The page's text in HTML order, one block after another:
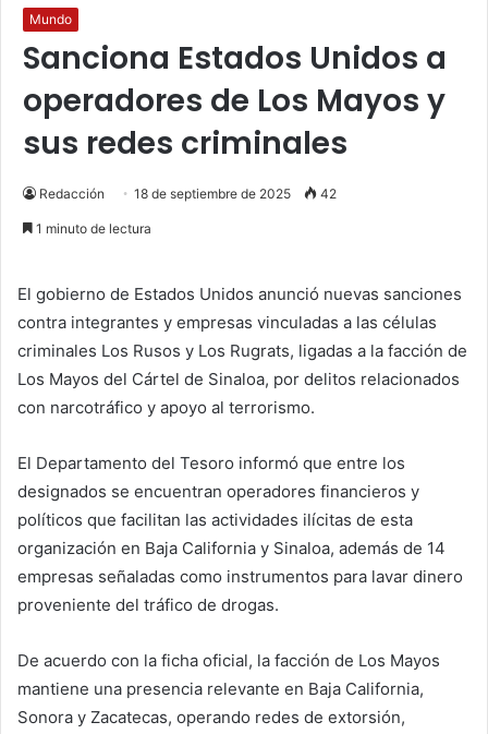
Mundo
Sanciona Estados Unidos a
operadores de Los Mayos y
sus redes criminales
Redacción 18 de septiembre de 2025 42
1 minuto de lectura
El gobierno de Estados Unidos anunció nuevas sanciones
contra integrantes y empresas vinculadas a las células
criminales Los Rusos y Los Rugrats, ligadas a la facción de
Los Mayos del Cártel de Sinaloa, por delitos relacionados
con narcotráfico y apoyo al terrorismo.
El Departamento del Tesoro informó que entre los
designados se encuentran operadores financieros y
políticos que facilitan las actividades ilícitas de esta
organización en Baja California y Sinaloa, además de 14
empresas señaladas como instrumentos para lavar dinero
proveniente del tráfico de drogas.
De acuerdo con la ficha oficial, la facción de Los Mayos
mantiene una presencia relevante en Baja California,
Sonora y Zacatecas, operando redes de extorsión,